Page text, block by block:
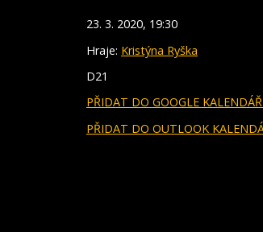
23. 3. 2020, 19:30
Hraje: Kristýna Ryška
D21
PŘIDAT DO GOOGLE
PŘIDAT DO OUTLOOK